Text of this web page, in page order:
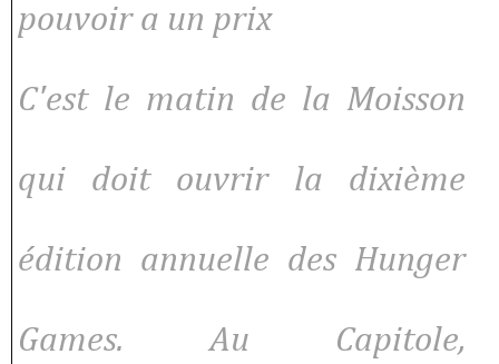
pouvoir a un prix
C'est le matin de la Moisson
qui doit ouvrir la dixième
édition annuelle des Hunger
Games. Au Capitole,